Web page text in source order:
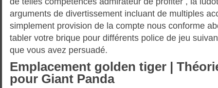
arguments de divertissement incluant de multiples
simplement provision de la compte nous conforme
tabler votre brique pour différents police de jeu
que vous avez persuadé.
Emplacement golden tiger |
pour Giant Panda